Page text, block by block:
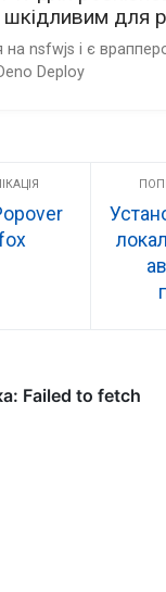
для
на nsfwjs і є
Deploy